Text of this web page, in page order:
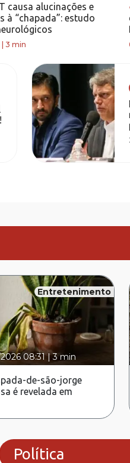
causa alucinações e
à “chapada”: estudo
3 min
Entretenimento
08:31|3 min
de-são-jorge
é revelada em
Política